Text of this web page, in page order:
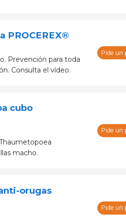
PROCEREX®
Prevención para toda
Consulta el vídeo.
Pide un
cubo
macho.
Pide un
orugas
Pide un